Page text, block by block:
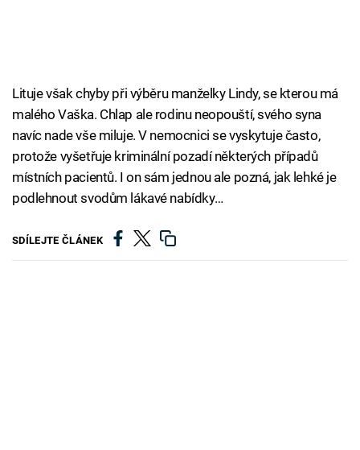
Lituje však chyby při výběru manželky Lindy, se kterou má
malého Vaška. Chlap ale rodinu neopouští, svého syna
navíc nade vše miluje. V nemocnici se vyskytuje často,
protože vyšetřuje kriminální pozadí některých případů
místních pacientů. I on sám jednou ale pozná, jak lehké je
podlehnout svodům lákavé nabídky…
SDÍLEJTE ČLÁNEK